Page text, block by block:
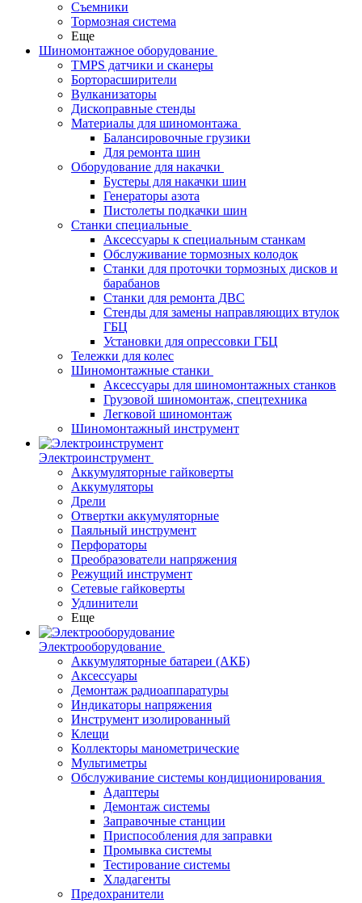
Съемники
Тормозная система
Еще
Шиномонтажное оборудование
TMPS датчики и сканеры
Борторасширители
Вулканизаторы
Дископравные стенды
Материалы для шиномонтажа
Балансировочные грузики
Для ремонта шин
Оборудование для накачки
Бустеры для накачки шин
Генераторы азота
Пистолеты подкачки шин
Станки специальные
Аксессуары к специальным станкам
Обслуживание тормозных колодок
Станки для проточки тормозных дисков и
барабанов
Станки для ремонта ДВС
Стенды для замены направляющих втулок
ГБЦ
Установки для опрессовки ГБЦ
Тележки для колес
Шиномонтажные станки
Аксессуары для шиномонтажных станков
Грузовой шиномонтаж, спецтехника
Легковой шиномонтаж
Шиномонтажный инструмент
Электроинструмент
Аккумуляторные гайковерты
Аккумуляторы
Дрели
Отвертки аккумуляторные
Паяльный инструмент
Перфораторы
Преобразователи напряжения
Режущий инструмент
Сетевые гайковерты
Удлинители
Еще
Электрооборудование
Аккумуляторные батареи (АКБ)
Аксессуары
Демонтаж радиоаппаратуры
Индикаторы напряжения
Инструмент изолированный
Клещи
Коллекторы манометрические
Мультиметры
Обслуживание системы кондиционирования
Адаптеры
Демонтаж системы
Заправочные станции
Приспособления для заправки
Промывка системы
Тестирование системы
Хладагенты
Предохранители